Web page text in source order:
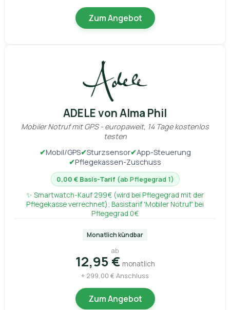
Zum Angebot
ADELE von Alma Phil
Mobiler Notruf mit GPS - europaweit, 14 Tage kostenlos
testen
✔Mobil/GPS✔Sturzsensor✔App-Steuerung
✔Pflegekassen-Zuschuss
0,00 € Basis-Tarif (ab Pflegegrad 1)
✨ Smartwatch-Kauf 299€ (wird bei Pflegegrad mit der
Pflegekasse verrechnet); Basistarif 'Mobiler Notruf' bei
Pflegegrad 0€
Monatlich kündbar
ab
12,95 € monatlich
+ 299,00 € Anschluss
Zum Angebot